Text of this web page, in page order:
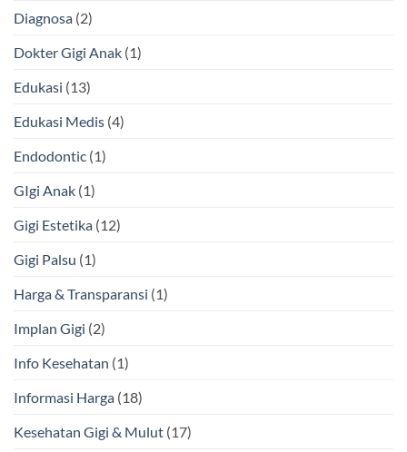
Diagnosa (2)
Dokter Gigi Anak (1)
Edukasi (13)
Edukasi Medis (4)
Endodontic (1)
GIgi Anak (1)
Gigi Estetika (12)
Gigi Palsu (1)
Harga & Transparansi (1)
Implan Gigi (2)
Info Kesehatan (1)
Informasi Harga (18)
Kesehatan Gigi & Mulut (17)